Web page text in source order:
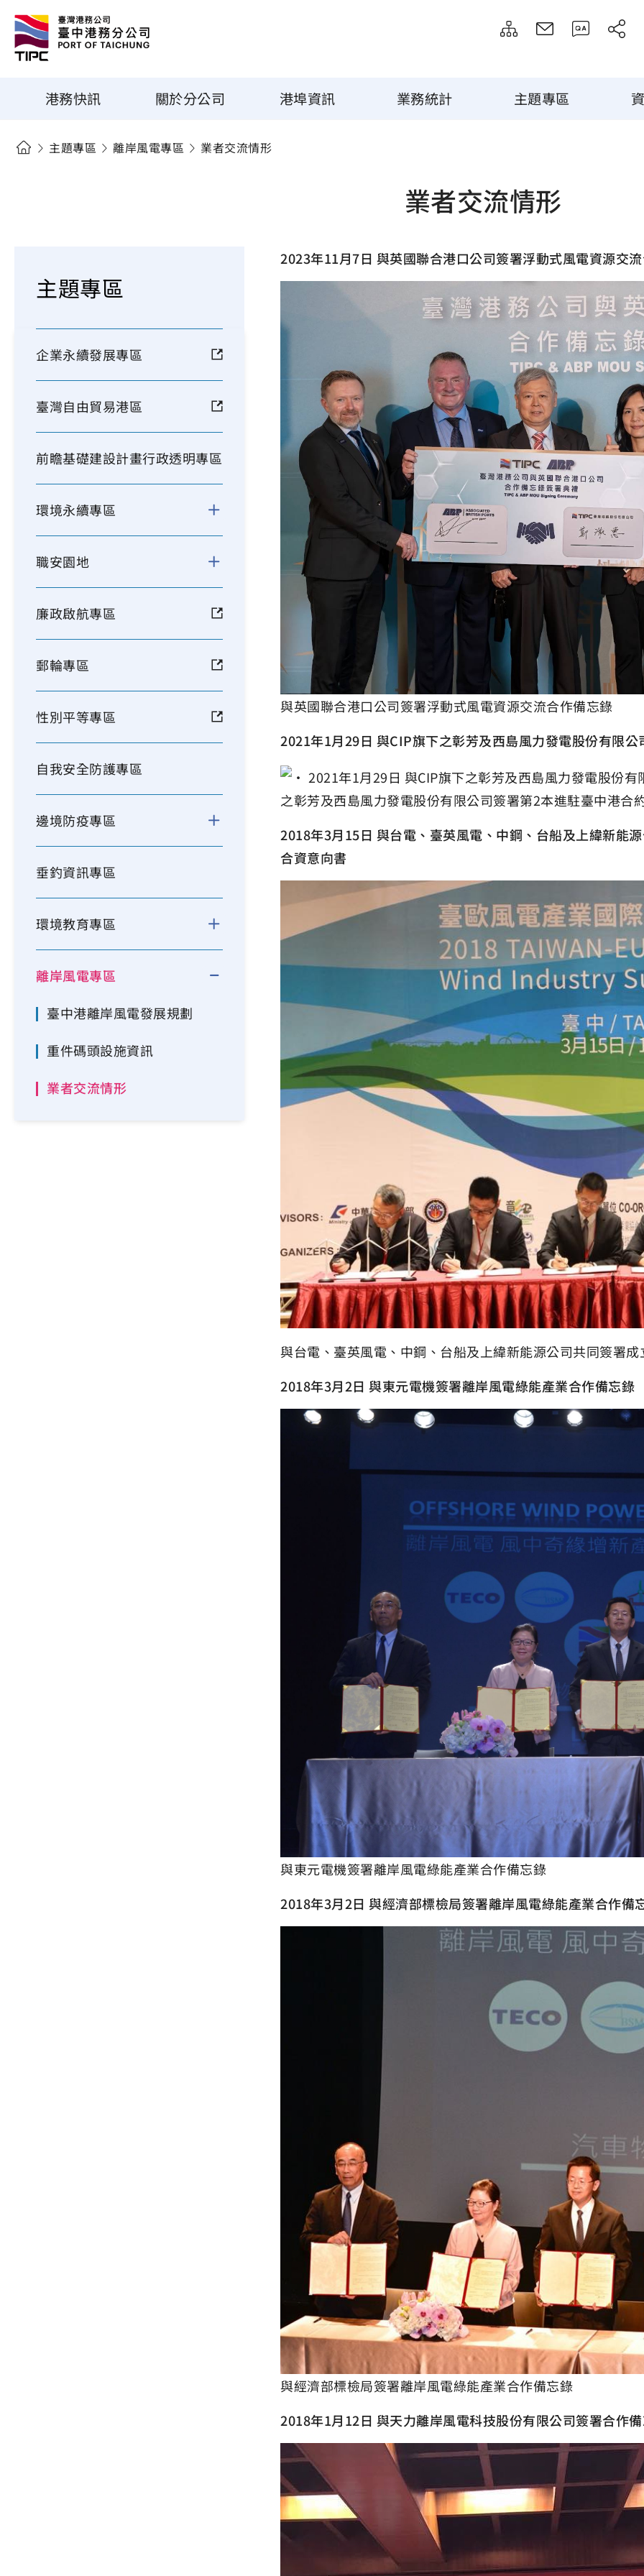
港務快訊 關於分公司 港埠資訊 業務統計 主題專區
主題專區 離岸風電專區 業者交流情形
業者交流情形
主題專區
企業永續發展專區
臺灣自由貿易港區
前瞻基礎建設計畫行政透明專區
環境永續專區
職安園地
廉政啟航專區
郵輪專區
性別平等專區
自我安全防護專區
邊境防疫專區
垂釣資訊專區
環境教育專區
離岸風電專區
臺中港離岸風電發展規劃
重件碼頭設施資訊
業者交流情形
2023年11月7日 與英國聯合港口公司簽署浮動式風電資源交
與英國聯合港口公司簽署浮動式風電資源交流合作備忘錄
2021年1月29日 與CIP旗下之彰芳及西島風力發電股份有限
之彰芳及西島風力發電股份有限公司簽署第2本進駐臺中港合
2018年3月15日 與台電、臺英風電、中鋼、台船及上緯新能
合資意向書
與台電、臺英風電、中鋼、台船及上緯新能源公司共同簽署
2018年3月2日 與東元電機簽署離岸風電綠能產業合作備忘錄
與東元電機簽署離岸風電綠能產業合作備忘錄
2018年3月2日 與經濟部標檢局簽署離岸風電綠能產業合作備
與經濟部標檢局簽署離岸風電綠能產業合作備忘錄
2018年1月12日 與天力離岸風電科技股份有限公司簽署合作